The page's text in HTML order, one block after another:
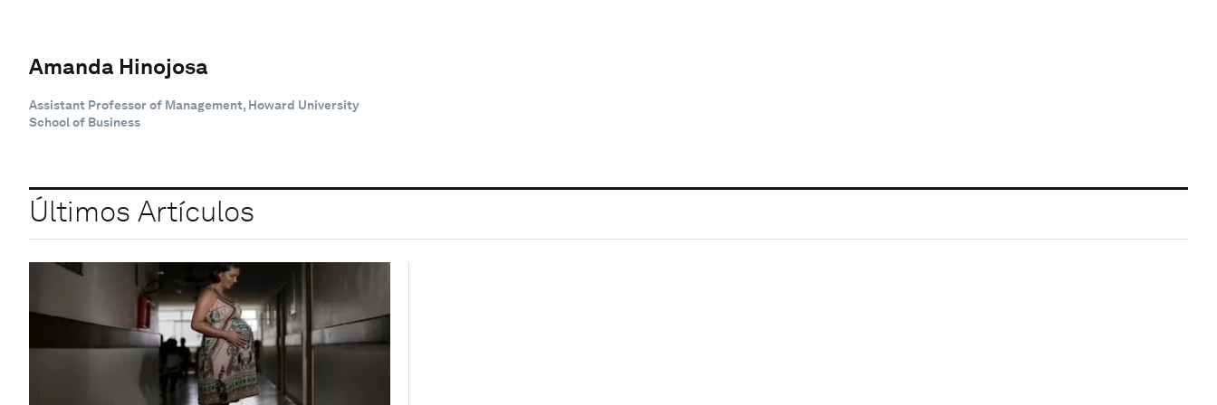
Amanda Hinojosa
Assistant Professor of Management, Howard University
School of Business
Últimos Artículos